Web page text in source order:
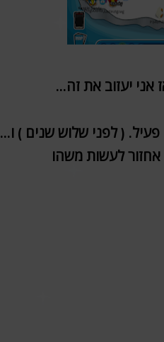
יעזוב את זה...
( לפני שלוש שנים ) ו...
אחזור לעשות משהו